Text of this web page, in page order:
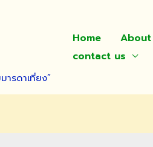
รดาเที่ยง”
Home About
contact us